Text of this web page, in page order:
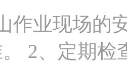
作业现场的
2、定期